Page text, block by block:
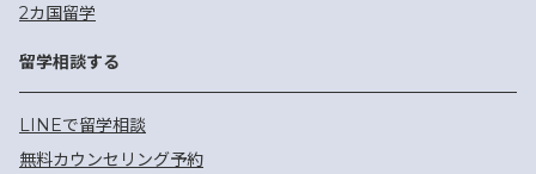
2カ国留学
留学相談する
LINEで留学相談
無料カウンセリング予約